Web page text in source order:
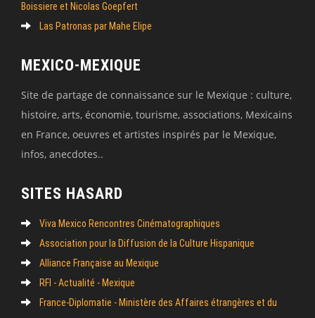
Boissiere et Nicolas Goepfert
Las Patronas par Mahe Elipe
MEXICO-MEXIQUE
Site de partage de connaissance sur le Mexique : culture,
histoire, arts, économie, tourisme, associations, Mexicains
en France, oeuvres et artistes inspirés par le Mexique,
infos, anecdotes..
SITES HASARD
Viva Mexico Rencontres Cinématographiques
Association pour la Diffusion de la Culture Hispanique
Alliance Française au Mexique
RFI - Actualité - Mexique
France-Diplomatie - Ministère des Affaires étrangères et du